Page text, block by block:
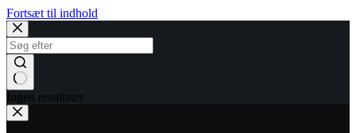
Fortsæt til indhold
Ingen resultater